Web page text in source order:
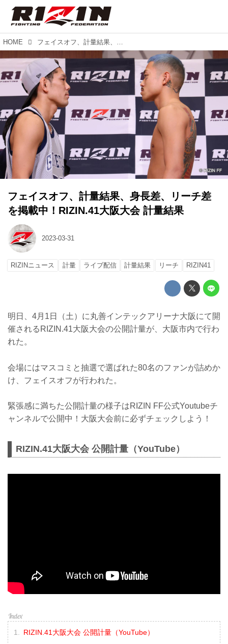
HOME フェイスオフ、計量結果、身長差、リーチ差を掲載中！RIZIN.41大阪大会 計量結果
フェイスオフ、計量結果、身長差、リーチ差
を掲載中！RIZIN.41大阪大会 計量結果
2023-03-31
RIZINニュース 計量 ライブ配信 計量結果 リーチ RIZIN41
明日、4月1日（土）に丸善インテックアリーナ大阪にて開
催されるRIZIN.41大阪大会の公開計量が、大阪市内で行わ
れた。
会場にはマスコミと抽選で選ばれた80名のファンが詰めか
け、フェイスオフが行われた。
緊張感に満ちた公開計量の様子はRIZIN FF公式Youtubeチ
ャンネルで公開中！大阪大会前に必ずチェックしよう！
RIZIN.41大阪大会 公開計量（YouTube）
RIZIN.41大阪大会 公開計量（YouTube）